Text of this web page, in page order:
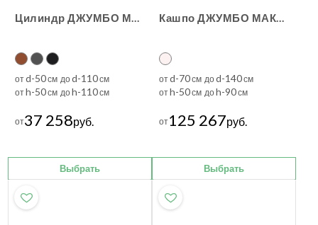
Цилиндр ДЖУМБО МАКС Natural
отd-50см доd-110см
отh-50см доh-110см
от37 258руб.
Выбрать
Кашпо ДЖУМБО МАКС МИДЛ Essential
отd-70см доd-140см
отh-50см доh-90см
от125 267руб.
Выбрать